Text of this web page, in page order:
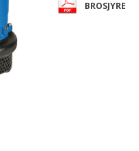
BROSJYRE